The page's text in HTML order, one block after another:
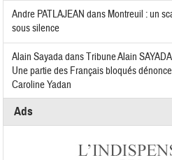
Andre PATLAJEAN dans Montreuil : un
sous silence
Alain SayadadansTribune Alain
Une partie des Français bloqués
Caroline Yadan
Ads